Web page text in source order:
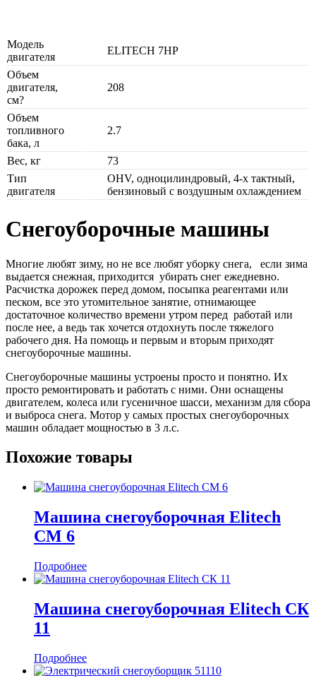
Модель
двигателя
ELITECH 7HP
Объем
двигателя,
см?
208
Объем
топливного
бака, л
2.7
Вес, кг
73
Тип
двигателя
OHV, одноцилиндровый, 4-x тактный,
бензиновый с воздушным оxлаждением
Снегоуборочные машины
Многие любят зиму, но не все любят уборку снега, если зима
выдается снежная, приходится убирать снег ежедневно.
Расчистка дорожек перед домом, посыпка реагентами или
песком, все это утомительное занятие, отнимающее
достаточное количество времени утром перед работай или
после нее, а ведь так хочется отдохнуть после тяжелого
рабочего дня. На помощь и первым и вторым приходят
снегоуборочные машины.
Снегоуборочные машины устроены просто и понятно. Их
просто ремонтировать и работать с ними. Они оснащены
двигателем, колеса или гусеничное шасси, механизм для сбора
и выброса снега. Мотор у самых простых снегоуборочных
машин обладает мощностью в 3 л.с.
Похожие товары
Машина снегоуборочная Elitech
СМ 6
Подробнее
Машина снегоуборочная Elitech СК
11
Подробнее